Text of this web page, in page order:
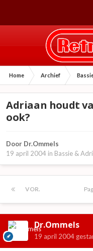
Home Archief
Adriaan houdt
ook?
Door Dr.Ommels
19 april 2004 in Bassie &
VOR.
Dr.Ommels
19 april 2004